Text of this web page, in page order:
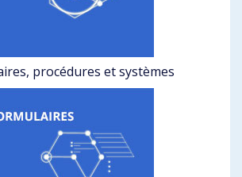
procédures et systèmes